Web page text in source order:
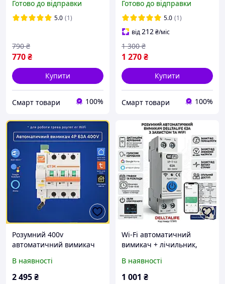
однофазний Ewelink,
лічильник кВт, захист ВА
Готово до відправки
5.0 (1)
770₴
790 ₴
Купити
Смарт товари 100%
лічильник кВт, захист ВА
Готово до відправки
5.0 (1)
від212₴/міс
1 270₴
1 300 ₴
Купити
Смарт товари 100%
Розумний 400v
автоматичний вимикач
реле лічильник
трифазний
В наявності
2 495₴
Wi-Fi автоматичний
вимикач + лічильник,
Circuit Breaker (є
дропшиппінг та знижки)
В наявності
1 001 ₴